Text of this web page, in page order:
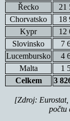
Řecko
21
Chorvatsko
18
Kypr
12
Slovinsko
7
Lucembursko
4
Malta
1
Celkem
3
[Zdroj: Eurostat,
počtu